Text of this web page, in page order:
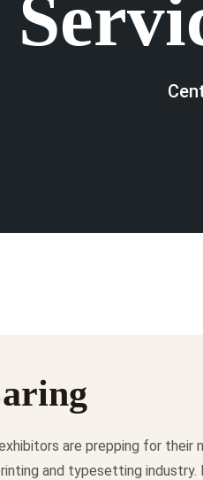
are prepping for their
and typesetting industry.